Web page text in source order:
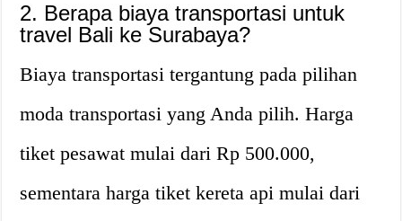
2. Berapa biaya transportasi untuk
travel Bali ke Surabaya?
Biaya transportasi tergantung pada pilihan
moda transportasi yang Anda pilih. Harga
tiket pesawat mulai dari Rp 500.000,
sementara harga tiket kereta api mulai dari